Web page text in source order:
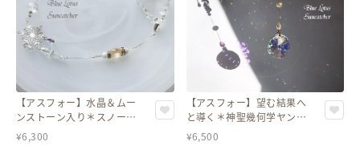
【アスフォー】水晶＆ムー
ンストーン入り＊スノーホ
ワイトの癒しサンキャッチ
ャー
¥6,300
【アスフォー】望む結果へ
と導く＊神聖幾何学ヤント
ラ＆スモーキークォーツの
サンキャッチャー
¥6,500